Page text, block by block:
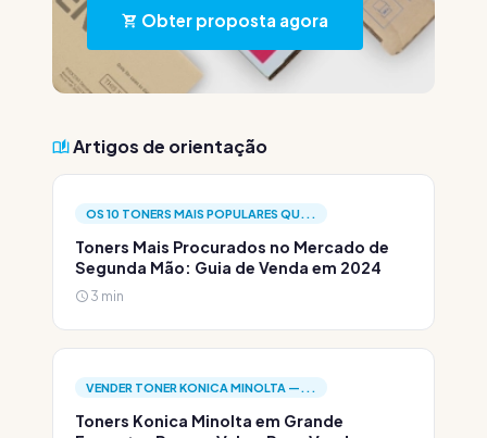
Obter proposta agora
Artigos de orientação
OS 10 TONERS MAIS POPULARES QU...
Toners Mais Procurados no Mercado de
Segunda Mão: Guia de Venda em 2024
3 min
VENDER TONER KONICA MINOLTA —...
Toners Konica Minolta em Grande